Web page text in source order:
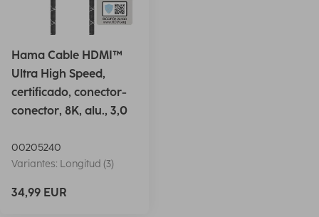
Hama Cable HDMI™
Ultra High Speed,
certificado, conector-
conector, 8K, alu., 3,0
00205240
Variantes: Longitud (3)
34,99 EUR